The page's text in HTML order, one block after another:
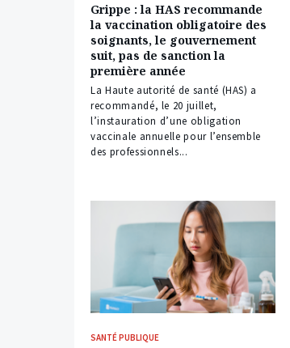
Grippe : la HAS recommande
la vaccination obligatoire des
soignants, le gouvernement
suit, pas de sanction la
première année
La Haute autorité de santé (HAS) a
recommandé, le 20 juillet,
l’instauration d’une obligation
vaccinale annuelle pour l’ensemble
des professionnels...
SANTÉ PUBLIQUE